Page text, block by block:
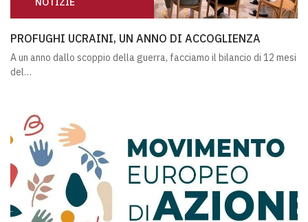
PROFUGHI UCRAINI, UN ANNO DI ACCOGLIENZA
A un anno dallo scoppio della guerra, facciamo il bilancio di 12 mesi
del…